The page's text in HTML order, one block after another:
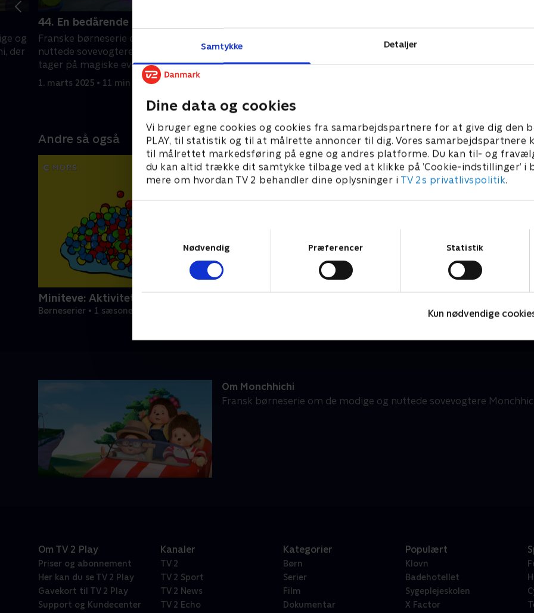
Samtykke Detaljer
Dine data og cookies
Vi bruger egne cookies og cookies fra samarbejdspartnere for at give dig den
PLAY, til statistik og til at målrette annoncer til dig. Vores samarbejdspartnere
til målrettet markedsføring på egne og andres platforme. Du kan til- og
du kan altid trække dit samtykke tilbage ved at klikke på ’Cookie-indstillinger’ i
mere om hvordan TV 2 behandler dine oplysninger i TV 2s privatlivspolitik.
Nødvendig
Præferencer Statistik
Kun nødvendige
og
der
44. En bedårende duft
Franske børneserie om de modige og
nuttede sovevogtere Monchhichi, der
tager på magiske eventyr.
1. marts 2025 • 11 min
Franske børneserie om de modige og
nuttede sovevogtere Monchhichi, der
tager på magiske eventyr.
Franske børneserie om de
nuttede sovevogtere
Andre så også
Miniteve: Aktiviteter
Børneserier • 1 sæsoner
Om Monchhichi
Fransk børneserie om de modige og nuttede sovevogtere
Om TV 2 Play
Priser og abonnement
Her kan du se TV 2 Play
Gavekort til TV 2 Play
Support og Kundecenter
Kanaler
TV 2
TV 2 Sport
TV 2 News
TV 2 Echo
Kategorier
Børn
Serier
Film
Dokumentar
Populært
Klovn
Badehotellet
Sygeplejeskolen
X Factor